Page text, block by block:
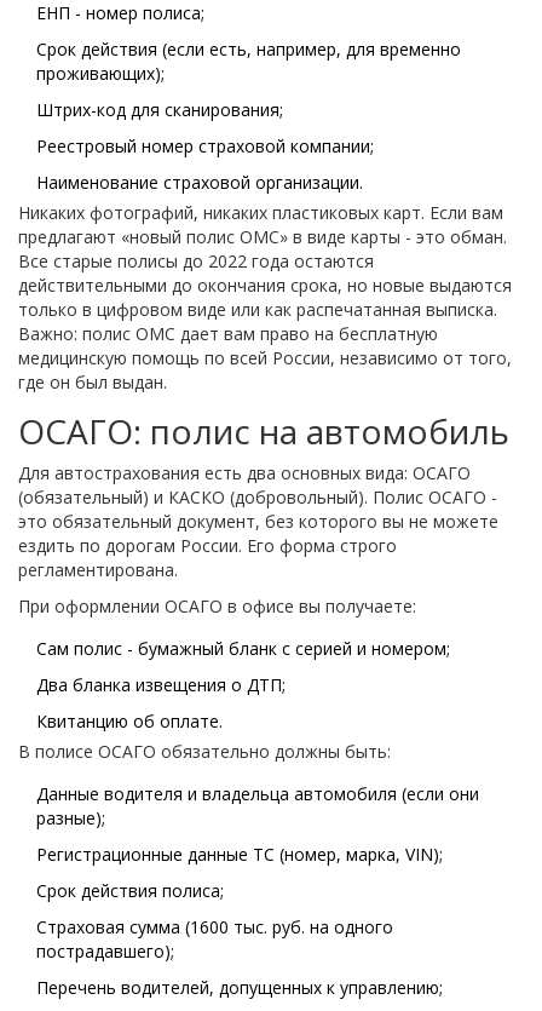
ЕНП - номер полиса;
Срок действия (если есть, например, для временно
проживающих);
Штрих-код для сканирования;
Реестровый номер страховой компании;
Наименование страховой организации.
Никаких фотографий, никаких пластиковых карт. Если вам
предлагают «новый полис ОМС» в виде карты - это обман.
Все старые полисы до 2022 года остаются
действительными до окончания срока, но новые выдаются
только в цифровом виде или как распечатанная выписка.
Важно: полис ОМС дает вам право на бесплатную
медицинскую помощь по всей России, независимо от того,
где он был выдан.
ОСАГО: полис на автомобиль
Для автострахования есть два основных вида: ОСАГО
(обязательный) и КАСКО (добровольный). Полис ОСАГО -
это обязательный документ, без которого вы не можете
ездить по дорогам России. Его форма строго
регламентирована.
При оформлении ОСАГО в офисе вы получаете:
Сам полис - бумажный бланк с серией и номером;
Два бланка извещения о ДТП;
Квитанцию об оплате.
В полисе ОСАГО обязательно должны быть:
Данные водителя и владельца автомобиля (если они
разные);
Регистрационные данные ТС (номер, марка, VIN);
Срок действия полиса;
Страховая сумма (1600 тыс. руб. на одного
пострадавшего);
Перечень водителей, допущенных к управлению;